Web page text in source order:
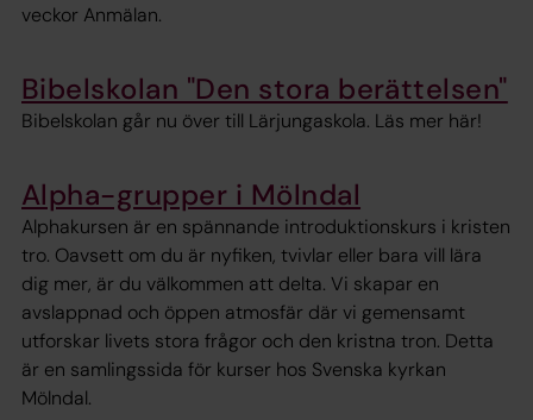
veckor Anmälan.
Bibelskolan "Den stora berättelsen"
Bibelskolan går nu över till Lärjungaskola. Läs mer här!
Alpha-grupper i Mölndal
Alphakursen är en spännande introduktionskurs i kristen
tro. Oavsett om du är nyfiken, tvivlar eller bara vill lära
dig mer, är du välkommen att delta. Vi skapar en
avslappnad och öppen atmosfär där vi gemensamt
utforskar livets stora frågor och den kristna tron. Detta
är en samlingssida för kurser hos Svenska kyrkan
Mölndal.